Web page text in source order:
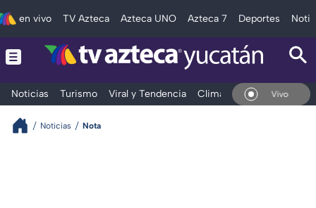
en vivo TV Azteca Azteca UNO Azteca 7 Deportes
Noticias Turismo Viral y Tendencia Clima Deportes
En Vivo
Noticias Nota